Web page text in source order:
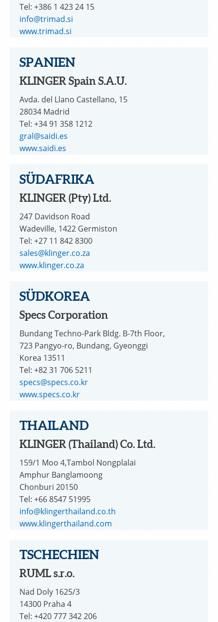
Tel: +386 1 423 24 15
info@trimad.si
www.trimad.si
SPANIEN
KLINGER Spain S.A.U.
Avda. del Llano Castellano, 15
28034 Madrid
Tel: +34 91 358 1212
gral@saidi.es
www.saidi.es
SÜDAFRIKA
KLINGER (Pty) Ltd.
247 Davidson Road
Wadeville, 1422 Germiston
Tel: +27 11 842 8300
sales@klinger.co.za
www.klinger.co.za
SÜDKOREA
Specs Corporation
Bundang Techno-Park Bldg. B-7th Floor,
723 Pangyo-ro, Bundang, Gyeonggi
Korea 13511
Tel: +82 31 706 5211
specs@specs.co.kr
www.specs.co.kr
THAILAND
KLINGER (Thailand) Co. Ltd.
159/1 Moo 4,Tambol Nongplalai
Amphur Banglamoong
Chonburi 20150
Tel: +66 8547 51995
info@klingerthailand.co.th
www.klingerthailand.com
TSCHECHIEN
RUML s.r.o.
Nad Doly 1625/3
14300 Praha 4
Tel: +420 777 342 206